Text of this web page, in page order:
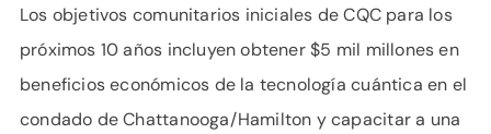
Los objetivos comunitarios iniciales de CQC para los
próximos 10 años incluyen obtener $5 mil millones en
beneficios económicos de la tecnología cuántica en el
condado de Chattanooga/Hamilton y capacitar a una